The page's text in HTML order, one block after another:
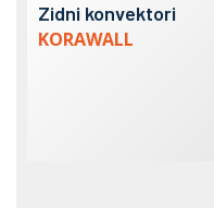
Zidni konvektori
KORAWALL